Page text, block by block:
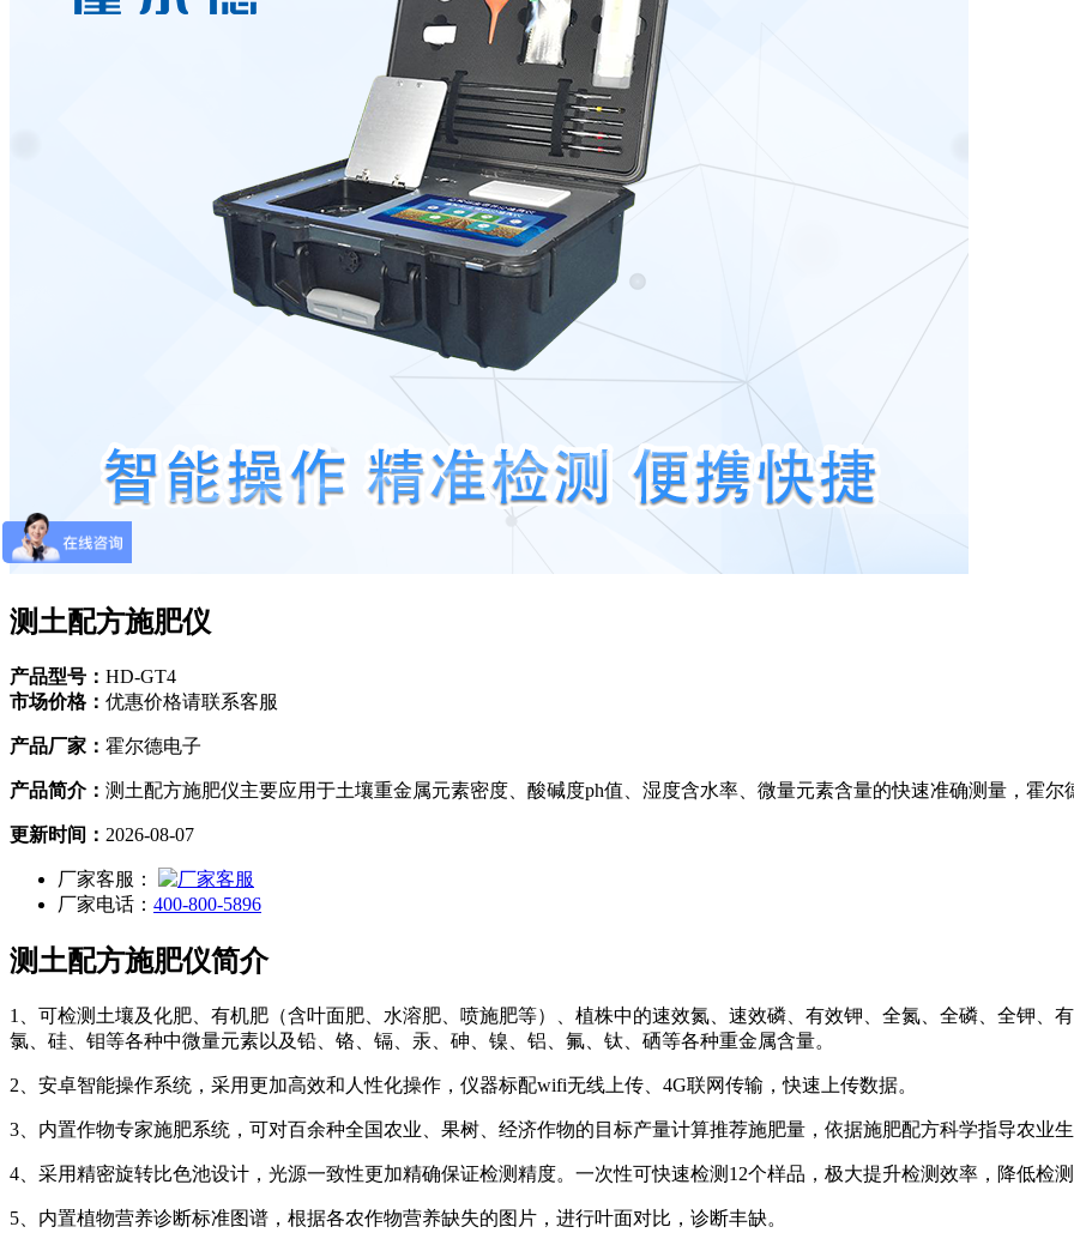
测土配方施肥仪
产品型号： HD-GT4
市场价格： 优惠价格请联系客服
产品厂家： 霍尔德电子
产品简介： 测土配方施肥仪主要应用于土壤重金属元素密度、酸碱度ph值、湿度含水率、微量元素含量的快速准确测量，霍
更新时间： 2026-08-07
厂家客服：
厂家电话： 400-800-5896
测土配方施肥仪简介
1、可检测土壤及化肥、有机肥（含叶面肥、水溶肥、喷施肥等）、植株中的速效氮、速效磷、有效钾、全氮、全磷、全钾、
氯、硅、钼等各种中微量元素以及铅、铬、镉、汞、砷、镍、铝、氟、钛、硒等各种重金属含量。
2、安卓智能操作系统，采用更加高效和人性化操作，仪器标配wifi无线上传、4G联网传输，快速上传数据。
3、内置作物专家施肥系统，可对百余种全国农业、果树、经济作物的目标产量计算推荐施肥量，依据施肥配方科学指导农业
4、采用精密旋转比色池设计，光源一致性更加精确保证检测精度。一次性可快速检测12个样品，极大提升检测效率，降低检
5、内置植物营养诊断标准图谱，根据各农作物营养缺失的图片，进行叶面对比，诊断丰缺。